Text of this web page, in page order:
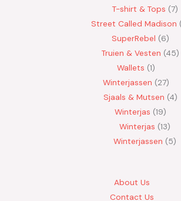
T-shirt & Tops 7
Street Called Madison
SuperRebel
6
Truien & Vesten 45
Wallets 1
Winterjassen
27
Sjaals & Mutsen 4
Winterjas 19
Winterjas 13
Winterjassen
5
About Us
Contact Us